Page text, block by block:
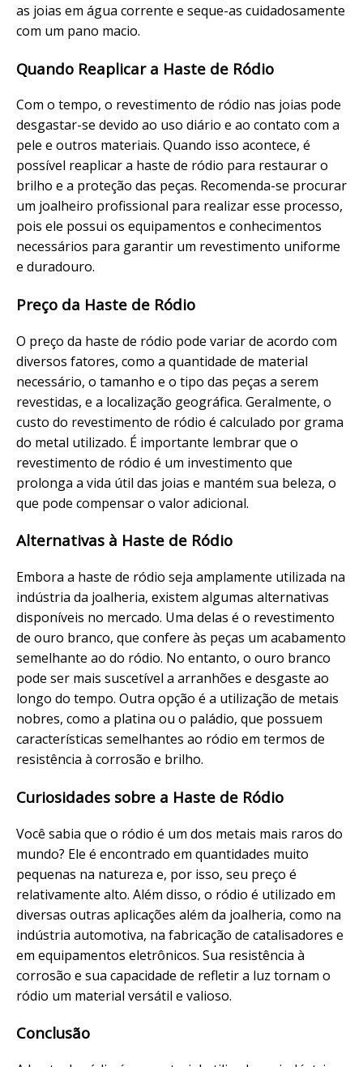
as joias em água corrente e seque-as cuidadosamente
com um pano macio.
Quando Reaplicar a Haste de Ródio
Com o tempo, o revestimento de ródio nas joias pode
desgastar-se devido ao uso diário e ao contato com a
pele e outros materiais. Quando isso acontece, é
possível reaplicar a haste de ródio para restaurar o
brilho e a proteção das peças. Recomenda-se procurar
um joalheiro profissional para realizar esse processo,
pois ele possui os equipamentos e conhecimentos
necessários para garantir um revestimento uniforme
e duradouro.
Preço da Haste de Ródio
O preço da haste de ródio pode variar de acordo com
diversos fatores, como a quantidade de material
necessário, o tamanho e o tipo das peças a serem
revestidas, e a localização geográfica. Geralmente, o
custo do revestimento de ródio é calculado por grama
do metal utilizado. É importante lembrar que o
revestimento de ródio é um investimento que
prolonga a vida útil das joias e mantém sua beleza, o
que pode compensar o valor adicional.
Alternativas à Haste de Ródio
Embora a haste de ródio seja amplamente utilizada na
indústria da joalheria, existem algumas alternativas
disponíveis no mercado. Uma delas é o revestimento
de ouro branco, que confere às peças um acabamento
semelhante ao do ródio. No entanto, o ouro branco
pode ser mais suscetível a arranhões e desgaste ao
longo do tempo. Outra opção é a utilização de metais
nobres, como a platina ou o paládio, que possuem
características semelhantes ao ródio em termos de
resistência à corrosão e brilho.
Curiosidades sobre a Haste de Ródio
Você sabia que o ródio é um dos metais mais raros do
mundo? Ele é encontrado em quantidades muito
pequenas na natureza e, por isso, seu preço é
relativamente alto. Além disso, o ródio é utilizado em
diversas outras aplicações além da joalheria, como na
indústria automotiva, na fabricação de catalisadores e
em equipamentos eletrônicos. Sua resistência à
corrosão e sua capacidade de refletir a luz tornam o
ródio um material versátil e valioso.
Conclusão